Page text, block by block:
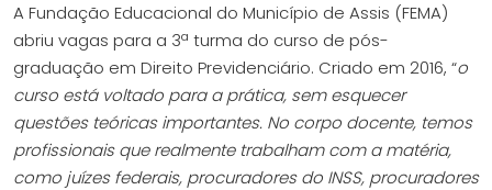
A Fundação Educacional do Município de Assis (FEMA)
abriu vagas para a 3ª turma do curso de pós-
graduação em Direito Previdenciário. Criado em 2016, “o
curso está voltado para a prática, sem esquecer
questões teóricas importantes. No corpo docente, temos
profissionais que realmente trabalham com a matéria,
como juízes federais, procuradores do INSS, procuradores